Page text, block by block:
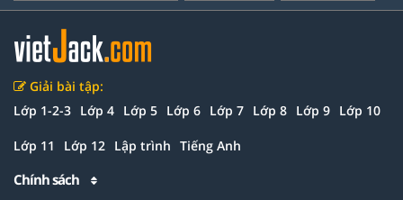
Giải bài tập:
Lớp 1-2-3 Lớp 4 Lớp 5 Lớp 6 Lớp 7 Lớp 8 Lớp 9 Lớp 10
Lớp 11 Lớp 12 Lập trình Tiếng Anh
Chính sách